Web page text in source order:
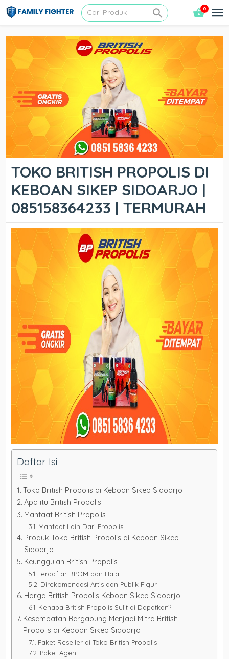
0
TOKO BRITISH PROPOLIS DI
KEBOAN SIKEP SIDOARJO |
085158364233 | TERMURAH
Daftar Isi
Toko British Propolis di Keboan Sikep Sidoarjo
Apa itu British Propolis
Manfaat British Propolis
Manfaat Lain Dari Propolis
Produk Toko British Propolis di Keboan Sikep
Sidoarjo
Keunggulan British Propolis
Terdaftar BPOM dan Halal
Direkomendasi Artis dan Publik Figur
Harga British Propolis Keboan Sikep Sidoarjo
Kenapa British Propolis Sulit di Dapatkan?
Kesempatan Bergabung Menjadi Mitra British
Propolis di Keboan Sikep Sidoarjo
Paket Reseller di Toko British Propolis
Paket Agen